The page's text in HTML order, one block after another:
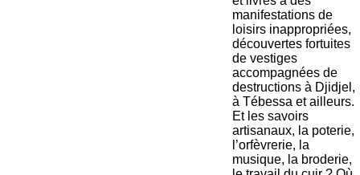
manifestations de
loisirs inappropriées,
découvertes fortuites
de vestiges
accompagnées de
destructions à Djidjel,
à Tébessa et ailleurs.
Et les savoirs
artisanaux, la poterie,
l’orfèvrerie, la
musique, la broderie,